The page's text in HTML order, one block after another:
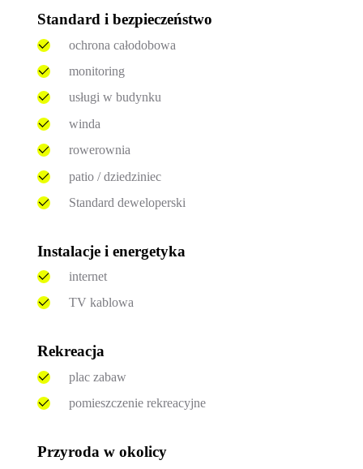
Standard i bezpieczeństwo
ochrona całodobowa
monitoring
usługi w budynku
winda
rowerownia
patio / dziedziniec
Standard deweloperski
Instalacje i energetyka
internet
TV kablowa
Rekreacja
plac zabaw
pomieszczenie rekreacyjne
Przyroda w okolicy